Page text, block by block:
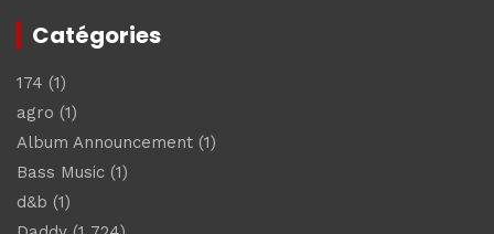
Catégories
174 (1)
agro (1)
Album Announcement (1)
Bass Music (1)
d&b (1)